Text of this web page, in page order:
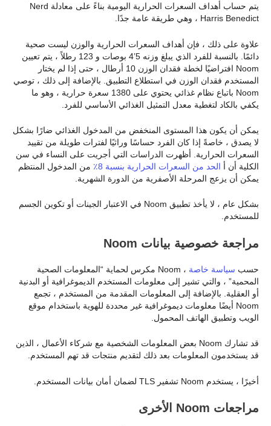
يتم حساب أهداف السعرات الحرارية اليومية بناءً على معادلة Nerd
Harris Benedict ، وهي طريقة عامة جدًا.
علاوة على ذلك ، فإن أهداف السعرات الحرارية والوزن ليست صحية
دائمًا. بالنسبة للفرد الذي يبلغ وزنه 5’4 بوصات و 123 رطلاً ، يتم تعيين
Noom افتراضيًا لخطة فقدان الوزن 10 أرطال ، حتى إذا لم يختار
المستخدم فقدان الوزن في استطلاع التطبيق. بالإضافة إلى ذلك ، توصي
Noom باتباع نظام غذائي يحتوي على 1380 سعرة حرارية ، وهو ما
يكفي بالكاد لتغطية معدل التمثيل الغذائي الأساسي للفرد.
يمكن أن يكون هذا المستوى المنخفض من المدخول الغذائي ضارًا بشكل
لا يصدق ، خاصةً إذا كان الفرد حساسًا وراثيًا لفترات طويلة من تقييد
السعرات الحرارية. أظهرت الدراسات التي أجريت على النساء في سن
الكلية أن أ الحد من السعرات الحرارية بنسبة 8٪
من المدخول المنتظم
يمكن أن يزعج المرحلة الأصفرية من الدورة الشهرية.
بشكل عام ، لا يأخذ تطبيق Noom في الاعتبار الجينات أو تكوين الجسم
للمستخدم.
مراجعة خصوصية بيانات Noom
حسب سياسة خاصة
، Noom مكرس لحماية “المعلومات الصحية
المحمية” ، والتي تشير إلى معلومات المستخدم الديموغرافية أو البدنية
أو العقلية. بالإضافة إلى المعلومات المقدمة من المستخدم ، تجمع
Noom أيضًا معلومات ديموغرافية غير محددة للهوية باستخدام موقع
الويب وتطبيق الهاتف المحمول.
قد تشارك Noom بعض المعلومات الشخصية مع شركاء الأعمال ، الذين
قد يستخدمون المعلومات بعد ذلك لتقديم منتجات قد تهم المستخدم.
أخيرًا ، يستخدم Noom تشفير TLS لضمان أمان بيانات المستخدم.
مراجعات Noom الأخرى